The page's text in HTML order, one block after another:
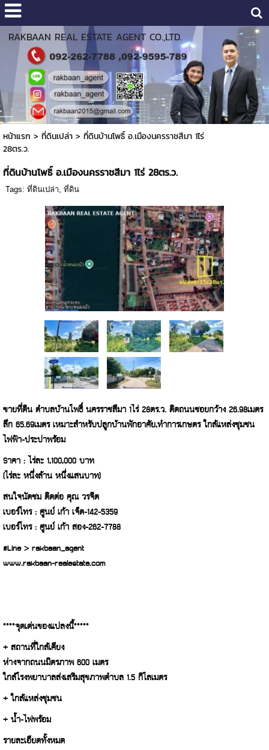
RAKBAAN REAL ESTATE AGENT CO.,LTD.
หน้าแรก > ที่ดินเปล่า> ที่ดินบ้านโพธิ์ อ.เมืองนครราชสีมา 1ไร่
28ตร.ว.
ที่ดินบ้านโพธิ์ อ.เมืองนครราชสีมา 1ไร่ 28ตร.ว.
Tags: ที่ดินเปล่า, ที่ดิน
ขายที่ดิน ตำบลบ้านโพธิ์ นครราชสีมา 1ไร่ 28ตร.ว. ติดถนนซอยกว้าง 26.98เมตร
ลึก 65.69เมตร เหมาะสำหรับปลูกบ้านพักอาศัย,ทำการเกษตร ใกล้แหล่งชุมชน
ไฟฟ้า-ประปาพร้อม
Sาคา : ไร่ละ 1,100,000 บาท
(ไร่ละ หนึ่งล้าน หนึ่งแสนบาท)
สนใจนัดชม ติดต่อ คุณ วรจิต
เบอร์โทร : ศูนย์ เก้า เจ็ด-142-5359
เบอร์โทร : ศูนย์ เก้า สอง-262-7788
#Line > rakbaan_agent
www.rakbaan-realestate.com
****จุดเด่นของแปลงนี้*****
+ สถานที่ใกล้เคียง
ห่างจากถนนมิตรภาพ 600 เมตร
ใกล้โรงพยาบาลส่งเสริมสุขภาพตำบล 1.5 กิโลเมตร
+ ใกล้แหล่งชุมชน
+ น้ำ-ไฟพร้อม
รายละเอียดทั้งหมด